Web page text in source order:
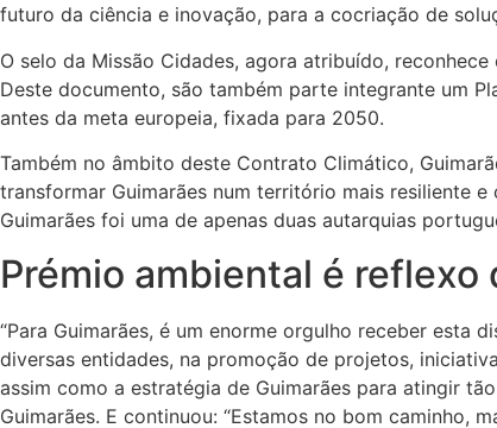
futuro da ciência e inovação, para a cocriação de
O selo da Missão Cidades, agora atribuído,
Deste documento, são também parte integrante um
antes da meta europeia, fixada para 2050.
Também no âmbito deste Contrato Climático,
transformar Guimarães num território mais resiliente
Guimarães foi uma de apenas duas autarquias
Prémio ambiental é
“Para Guimarães, é um enorme orgulho receber
diversas entidades, na promoção de projetos,
assim como a estratégia de Guimarães para atingir
Guimarães. E continuou: “Estamos no bom caminho,